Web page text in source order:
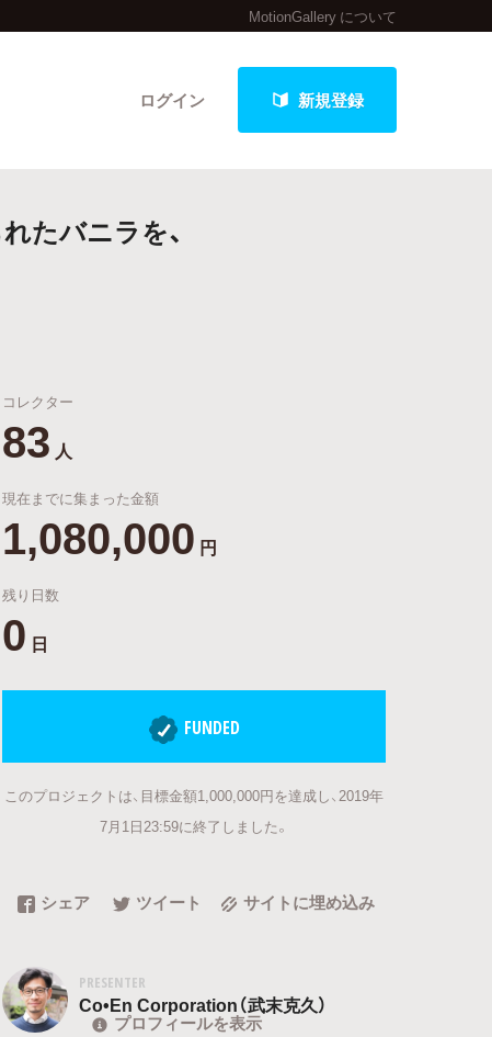
MotionGallery について
ログイン 新規登録
ト
たバニラを、
コレクター
83 人
現在までに集まった金額
1,080,000 円
残り日数
0 日
FUNDED
このプロジェクトは、目標金額1,000,000円を達成し、2019年
7月1日23:59に終了しました。
シェア ツイート サイトに埋め込み
PRESENTER
Co•En Corporation（武末克久）
プロフィールを表示